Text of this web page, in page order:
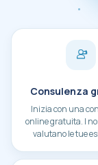
Consulenza
Inizia con una
online gratuita. I
valutano le tue esigenze e
trattamento